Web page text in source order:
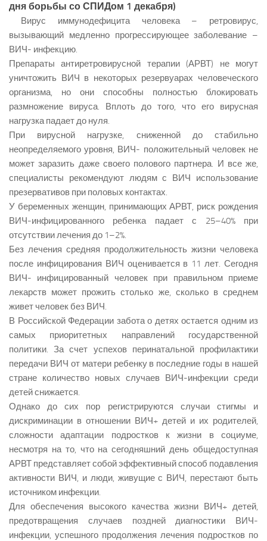
дня борьбы со СПИДом 1 декабря)
Вирус иммунодефицита человека – ретровирус,
вызывающий медленно прогрессирующее заболевание –
ВИЧ- инфекцию.
Препараты антиретровирусной терапии (АРВТ) не могут
уничтожить ВИЧ в некоторых резервуарах человеческого
организма, но они способны полностью блокировать
размножение вируса. Вплоть до того, что его вирусная
нагрузка падает до нуля.
При вирусной нагрузке, сниженной до стабильно
неопределяемого уровня, ВИЧ- положительный человек не
может заразить даже своего полового партнера. И все же,
специалисты рекомендуют людям с ВИЧ использование
презервативов при половых контактах.
У беременных женщин, принимающих АРВТ, риск рождения
ВИЧ-инфицированного ребенка падает с 25–40% при
отсутствии лечения до 1–2%.
Без лечения средняя продолжительность жизни человека
после инфицирования ВИЧ оценивается в 11 лет. Сегодня
ВИЧ- инфицированный человек при правильном приеме
лекарств может прожить столько же, сколько в среднем
живет человек без ВИЧ.
В Российской Федерации забота о детях остается одним из
самых приоритетных направлений государственной
политики. За счет успехов перинатальной профилактики
передачи ВИЧ от матери ребенку в последние годы в нашей
стране количество новых случаев ВИЧ-инфекции среди
детей снижается.
Однако до сих пор регистрируются случаи стигмы и
дискриминации в отношении ВИЧ+ детей и их родителей,
сложности адаптации подростков к жизни в социуме,
несмотря на то, что на сегодняшний день общедоступная
АРВТ представляет собой эффективный способ подавления
активности ВИЧ, и люди, живущие с ВИЧ, перестают быть
источником инфекции.
Для обеспечения высокого качества жизни ВИЧ+ детей,
предотвращения случаев поздней диагностики ВИЧ-
инфекции, успешного продолжения лечения подростков по